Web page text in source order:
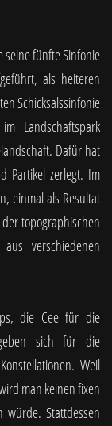
seine fünfte Sinfonie
als heiteren
Schicksalssinfonie
Landschaftspark
Dafür hat
Partikel zerlegt. Im
einmal als Resultat
topographischen
verschiedenen
die Cee für die
sich für die
Weil
man keinen fixen
Stattdessen